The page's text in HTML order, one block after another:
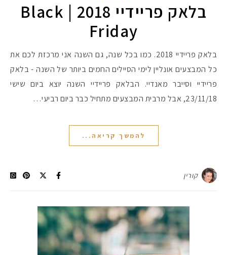
בלאק פריידיי 2018 | Black
Friday
בלאק פריידיי 2018. כמו בכל שנה, גם השנה אני מרכזת לכם את
כל המבצעים אונליין לימי הסיילים החמים ביותר של השנה - בלאק
פריידיי וסייבר מאנדיי. הבלאק פריידיי השנה יוצא ביום שישי
23/11/18, אבל מרבית המבצעים מתחיל כבר ביום רביעי…
להמשך קריאה...
קורין